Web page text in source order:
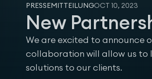
PRESSEMITTEILUNGOCT 10, 2023
New
We are excited to announce
collaboration will allow us to
solutions to our clients.